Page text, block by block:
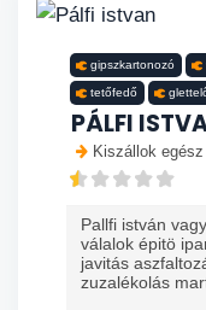
gipszkartonozó
tetőfedő
PÁLFI
Kiszállok
Pallfi istván
válalok épitö
javitás
zuzalékolás